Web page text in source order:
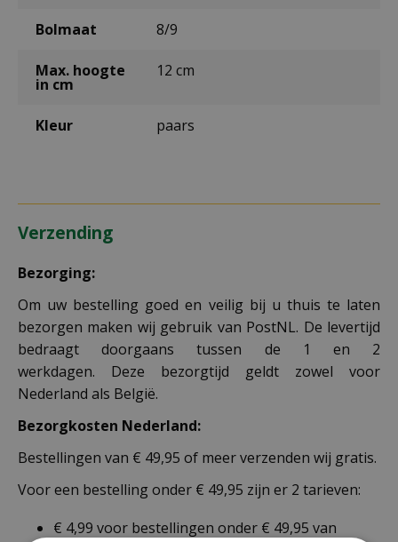
Bolmaat 8/9
Max. hoogte
in cm
12 cm
Kleur paars
Verzending
Bezorging:
Om uw bestelling goed en veilig bij u thuis te laten
bezorgen maken wij gebruik van PostNL. De levertijd
bedraagt doorgaans tussen de 1 en 2
werkdagen. Deze bezorgtijd geldt zowel voor
Nederland als België.
Bezorgkosten Nederland:
Bestellingen van € 49,95 of meer verzenden wij gratis.
Voor een bestelling onder € 49,95 zijn er 2 tarieven:
€ 4,99 voor bestellingen onder € 49,95 van